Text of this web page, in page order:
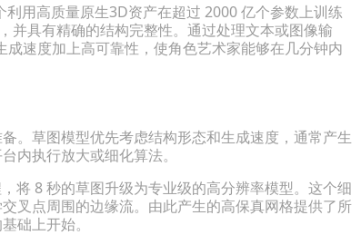
用高质量原生3D资产在超过 2000 亿个参数上训练
，并具有精确的结构完整性。通过处理文本或图像输
速度加上高可靠性，使角色艺术家能够在几分钟内
。草图模型优先考虑结构形态和生成速度，通常产生
内执行放大或细化算法。
将 8 秒的草图升级为专业级的高分辨率模型。这个细
叉点周围的边缘流。由此产生的高保真网格提供了所
础上开始。